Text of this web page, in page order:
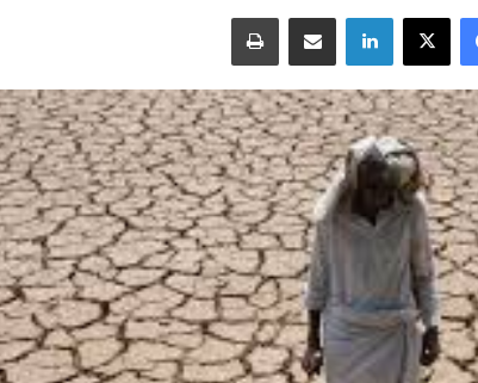
فيسبوك لينكدإن